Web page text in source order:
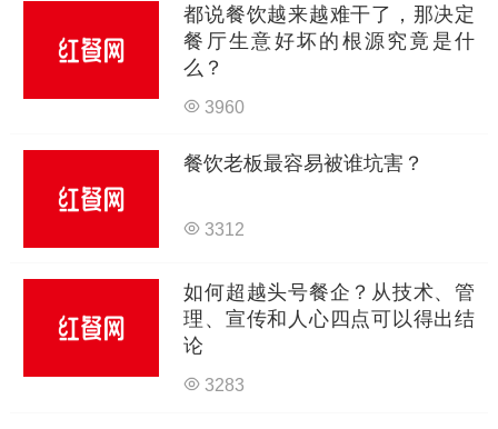
都说餐饮越来越难干了，那决定
餐厅生意好坏的根源究竟是什
么？
3960
餐饮老板最容易被谁坑害？
3312
如何超越头号餐企？从技术、管
理、宣传和人心四点可以得出结
论
3283